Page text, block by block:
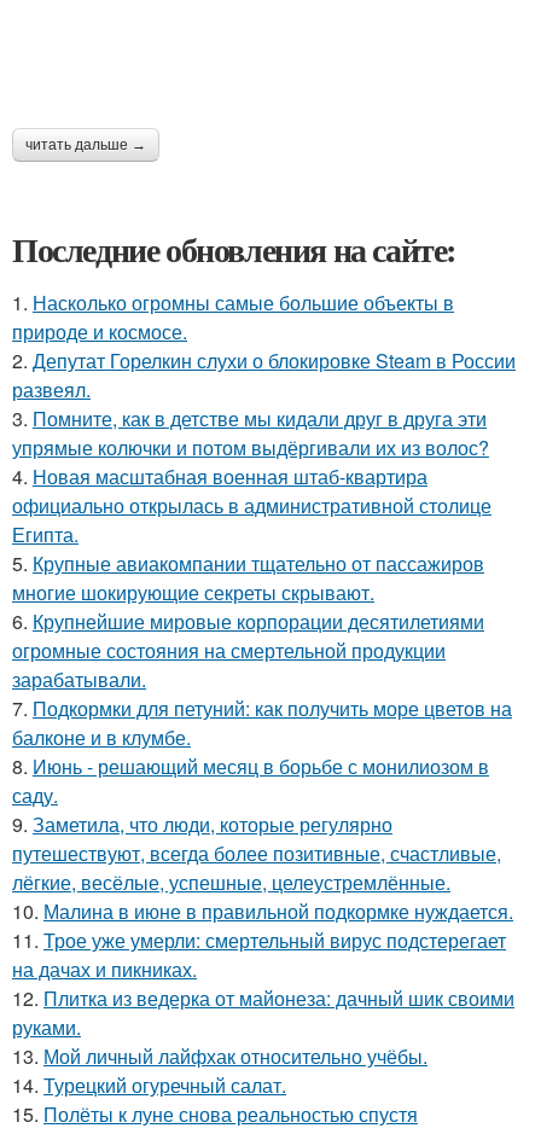
читать дальше →
Последние обновления на сайте:
1. Насколько огромны самые большие объекты в
природе и космосе.
2. Депутат Горелкин слухи о блокировке Steam в России
развеял.
3. Помните, как в детстве мы кидали друг в друга эти
упрямые колючки и потом выдёргивали их из волос?
4. Новая масштабная военная штаб-квартира
официально открылась в административной столице
Египта.
5. Крупные авиакомпании тщательно от пассажиров
многие шокирующие секреты скрывают.
6. Крупнейшие мировые корпорации десятилетиями
огромные состояния на смертельной продукции
зарабатывали.
7. Подкормки для петуний: как получить море цветов на
балконе и в клумбе.
8. Июнь - решающий месяц в борьбе с монилиозом в
саду.
9. Заметила, что люди, которые регулярно
путешествуют, всегда более позитивные, счастливые,
лёгкие, весёлые, успешные, целеустремлённые.
10. Малина в июне в правильной подкормке нуждается.
11. Трое уже умерли: смертельный вирус подстерегает
на дачах и пикниках.
12. Плитка из ведерка от майонеза: дачный шик своими
руками.
13. Мой личный лайфхак относительно учёбы.
14. Турецкий огуречный салат.
15. Полёты к луне снова реальностью спустя